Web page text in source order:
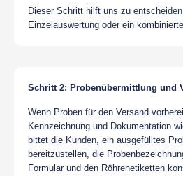
Dieser Schritt hilft uns zu
Einzelauswertung oder ein
Schritt 2: Probenübermittlung und
Wenn Proben für den Versand
Kennzeichnung und Dokumentation
bittet die Kunden, ein ausgefülltes
bereitzustellen, die
Formular und den Röhrenetiketten